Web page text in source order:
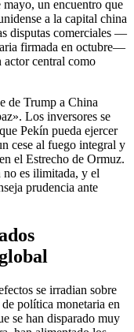
un encuentro que
a la capital china
disputas comerciales —
firmada en octubre—
central como
de Trump a China
Los inversores se
Pekín pueda ejercer
cese al fuego integral y
el Estrecho de Ormuz.
es ilimitada, y el
prudencia ante
se irradian sobre
política monetaria en
se han disparado muy